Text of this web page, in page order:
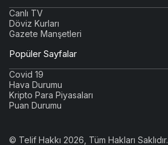
Canlı TV
Döviz Kurları
Gazete Manşetleri
Popüler Sayfalar
Covid 19
Hava Durumu
Kripto Para Piyasaları
Puan Durumu
© Telif Hakkı 2026, Tüm Hakları Saklıdır.